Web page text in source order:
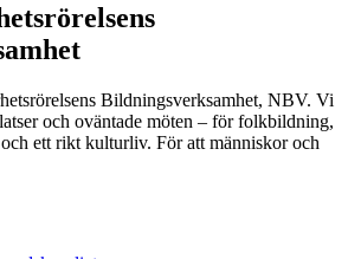
Bildningsverksamhet, NBV. Vi
och oväntade möten – för folkbildning,
ett rikt kulturliv. För att människor och